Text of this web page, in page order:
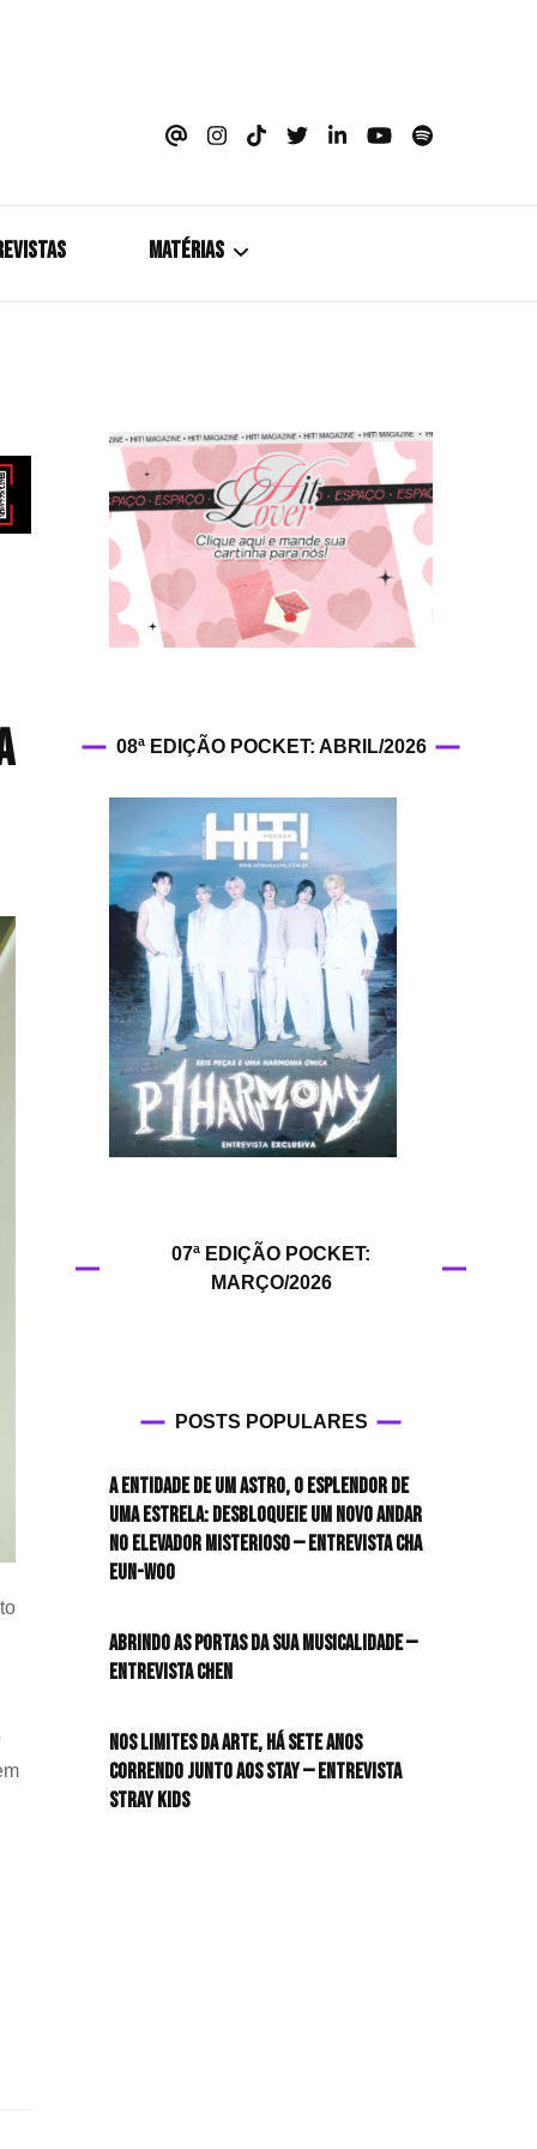
MATÉRIAS
Coletiva de Imprensa
Drama? HIT!
HIT!Fashion
HIT!Filmes
HIT!Hop
HIT!Leituras
HIT!Diary
HIT!Lyrics
HIT!Politics
HIT!Queer
Panfletando
08ª EDIÇÃO POCKET: ABRIL/2026
07ª EDIÇÃO POCKET:
MARÇO/2026
POSTS POPULARES
A entidade de um astro, o esplendor de
uma estrela: desbloqueie um novo andar
no elevador misterioso — Entrevista CHA
EUN-WOO
Abrindo as portas da sua musicalidade —
Entrevista CHEN
Nos limites da arte, há sete anos
correndo junto aos STAY — Entrevista
Stray Kids